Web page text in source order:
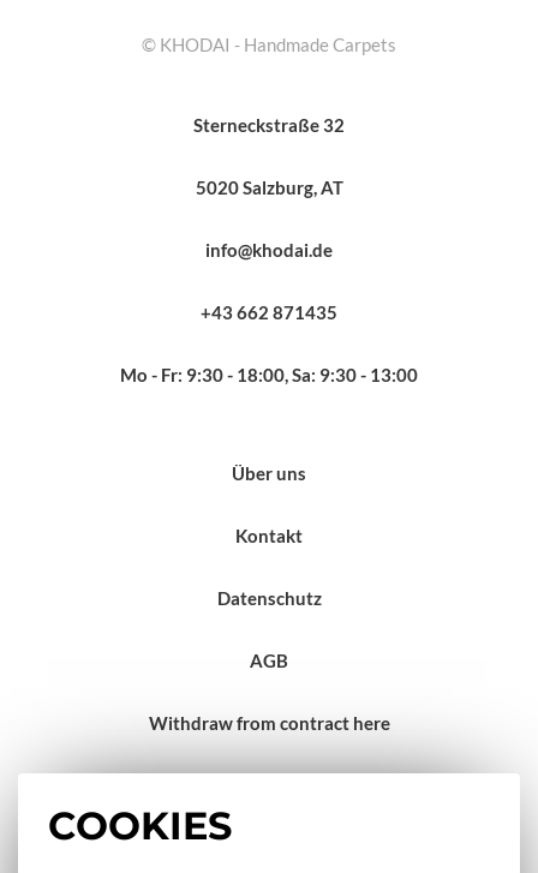
COOKIES
© KHODAI - Handmade Carpets
Sterneckstraße 32
5020 Salzburg, AT
info@khodai.de
+43 662 871435
Mo - Fr: 9:30 - 18:00, Sa: 9:30 - 13:00
Über uns
Kontakt
Datenschutz
AGB
Withdraw from contract here